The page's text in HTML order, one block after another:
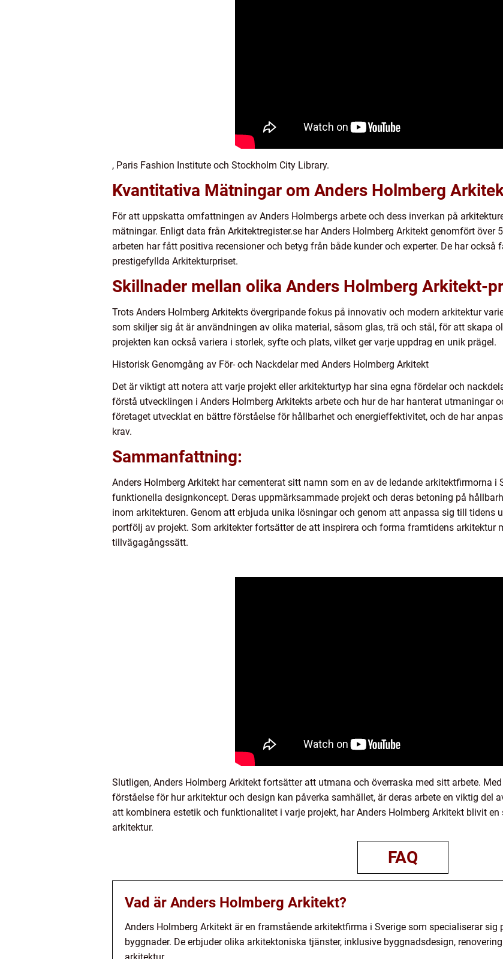
, Paris Fashion Institute och Stockholm City Library.
Kvantitativa Mätningar om Anders Holmberg
För att uppskatta omfattningen av Anders Holmbergs arbete och dess inverkan på
mätningar. Enligt data från Arkitektregister.se har Anders Holmberg Arkitekt genomfört över
arbeten har fått positiva recensioner och betyg från både kunder och experter. De har också
prestigefyllda Arkitekturpriset.
Skillnader mellan olika Anders Holmberg Arkitekt-
Trots Anders Holmberg Arkitekts övergripande fokus på innovativ och modern arkitektur
som skiljer sig åt är användningen av olika material, såsom glas, trä och stål, för att skapa
projekten kan också variera i storlek, syfte och plats, vilket ger varje uppdrag en unik prägel.
Historisk Genomgång av För- och Nackdelar med Anders Holmberg Arkitekt
Det är viktigt att notera att varje projekt eller arkitekturtyp har sina egna fördelar och
förstå utvecklingen i Anders Holmberg Arkitekts arbete och hur de har hanterat utmaningar
företaget utvecklat en bättre förståelse för hållbarhet och energieffektivitet, och de har
krav.
Sammanfattning:
Anders Holmberg Arkitekt har cementerat sitt namn som en av de ledande arkitektfirmorna i
funktionella designkoncept. Deras uppmärksammade projekt och deras betoning på
inom arkitekturen. Genom att erbjuda unika lösningar och genom att anpassa sig till tidens
portfölj av projekt. Som arkitekter fortsätter de att inspirera och forma framtidens arkitektur
tillvägagångssätt.
Slutligen, Anders Holmberg Arkitekt fortsätter att utmana och överraska med sitt arbete.
förståelse för hur arkitektur och design kan påverka samhället, är deras arbete en viktig del
att kombinera estetik och funktionalitet i varje projekt, har Anders Holmberg Arkitekt blivit
arkitektur.
FAQ
Vad är Anders Holmberg Arkitekt?
Anders Holmberg Arkitekt är en framstående arkitektfirma i Sverige som specialiserar
byggnader. De erbjuder olika arkitektoniska tjänster, inklusive byggnadsdesign,